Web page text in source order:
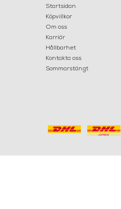
Startsidan
Köpvillkor
Om oss
Karriär
Hållbarhet
Kontakta oss
Sommarstängt